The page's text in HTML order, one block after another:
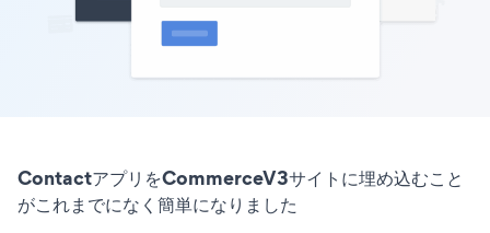
ContactアプリをCommerceV3サイトに埋め込むこと
がこれまでになく簡単になりました